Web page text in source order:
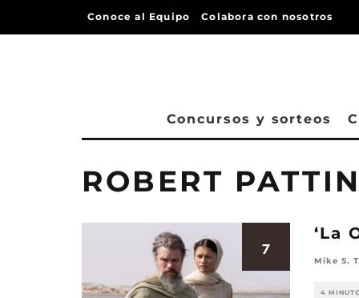
Conoce al Equipo Colabora con nosotros
Concursos y sorteos
ROBERT
7
‘La
Mike S.
4